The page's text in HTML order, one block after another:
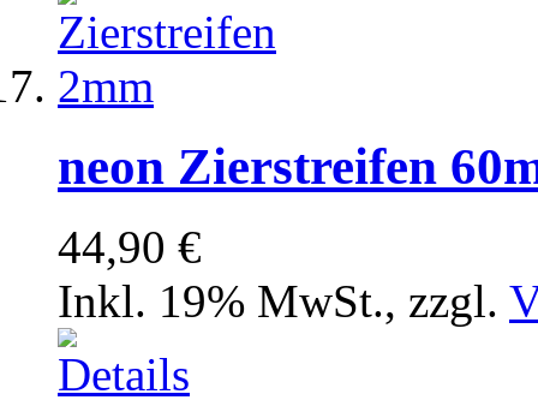
neon Zierstreifen
44,90 €
Inkl. 19% MwSt., zzgl.